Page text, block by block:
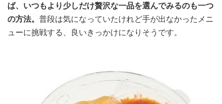
ば、いつもより少しだけ贅沢な一品を選んでみるのも一つ
の方法。 普段は気になっていたけれど手が出なかったメニ
ューに挑戦する、良いきっかけになりそうです。